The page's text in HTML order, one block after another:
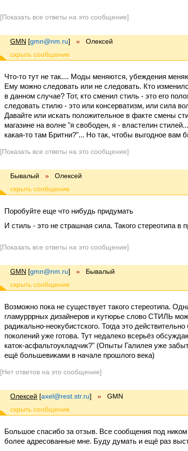
[Показать все ответы на это сообщение]
GMN [gmn@nm.ru] » Олексей
Что-то тут не так.... Моды меняются, убеждения
Ему можно следовать или не следовать. Кто
в данном случае? Тот, кто сменил стиль - это его
следовать стилю - это или консерватизм, или сила
Давайте или искать положительное в факте смены
магазине на волне "я свободен, я - властелин
какая-то там Бритни?"... Но так, чтобы выгодное вам
[Показать все ответы на это сообщение]
Бывалый » Олексей
Поробуйте еще что нибудь придумать
И стиль - это не страшная сила. Такого стереотипа в
[Показать все ответы на это сообщение]
GMN [gmn@nm.ru] » Бывалый
Возможно пока не существует такого стереотипа.
гламурррных дизайнеров и кутюрье слово СТИЛЬ
радикально-неокубистского. Тогда это
поколений уже готова. Тут недалеко всерьёз
каток-асфальтоукладчик?" (Опыты Галилея уже
ещё большевиками в начале прошлого века)
[Нет ответов на это сообщение]
Олексей [axel@rest.str.ru] » GMN
Большое спасибо за отзыв. Все сообщения под
более адресованные мне. Буду думать и ещё раз